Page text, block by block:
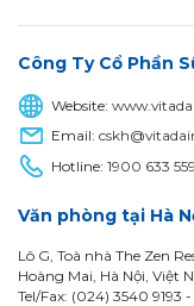
Công Ty Cổ Phần
Website:
Email:
Hotline:1900 633 559
Văn phòng tại Hà
Lô G, Toà nhà The Zen
Hoàng Mai, Hà Nội, Việt
Tel/Fax: (024) 3540 9193 -